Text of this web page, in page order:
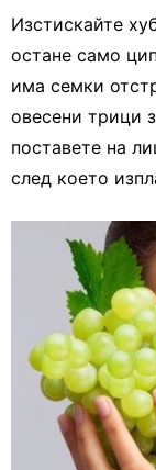
Изстискайте
остане само
има семки
овесени трици
поставете на
след което